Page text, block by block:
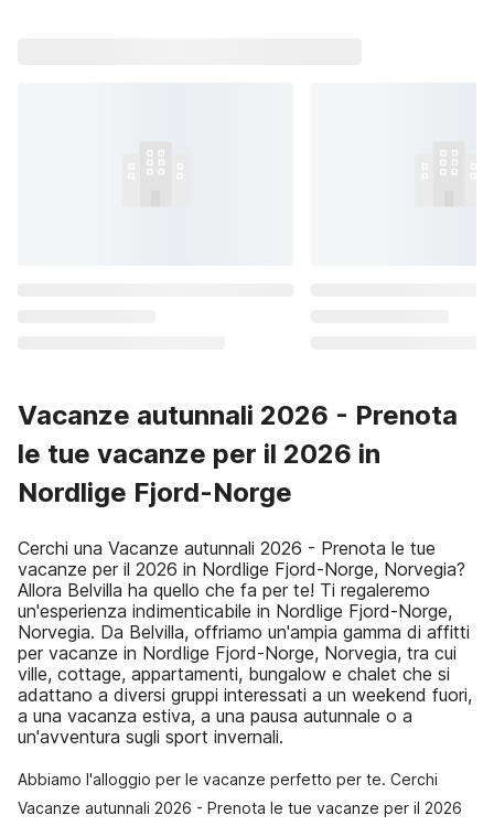
Vacanze autunnali 2026 - Prenota
le tue vacanze per il 2026 in
Nordlige Fjord-Norge
Cerchi una Vacanze autunnali 2026 - Prenota le tue
vacanze per il 2026 in Nordlige Fjord-Norge, Norvegia?
Allora Belvilla ha quello che fa per te! Ti regaleremo
un'esperienza indimenticabile in Nordlige Fjord-Norge,
Norvegia. Da Belvilla, offriamo un'ampia gamma di affitti
per vacanze in Nordlige Fjord-Norge, Norvegia, tra cui
ville, cottage, appartamenti, bungalow e chalet che si
adattano a diversi gruppi interessati a un weekend fuori,
a una vacanza estiva, a una pausa autunnale o a
un'avventura sugli sport invernali.
Abbiamo l'alloggio per le vacanze perfetto per te. Cerchi
Vacanze autunnali 2026 - Prenota le tue vacanze per il 2026